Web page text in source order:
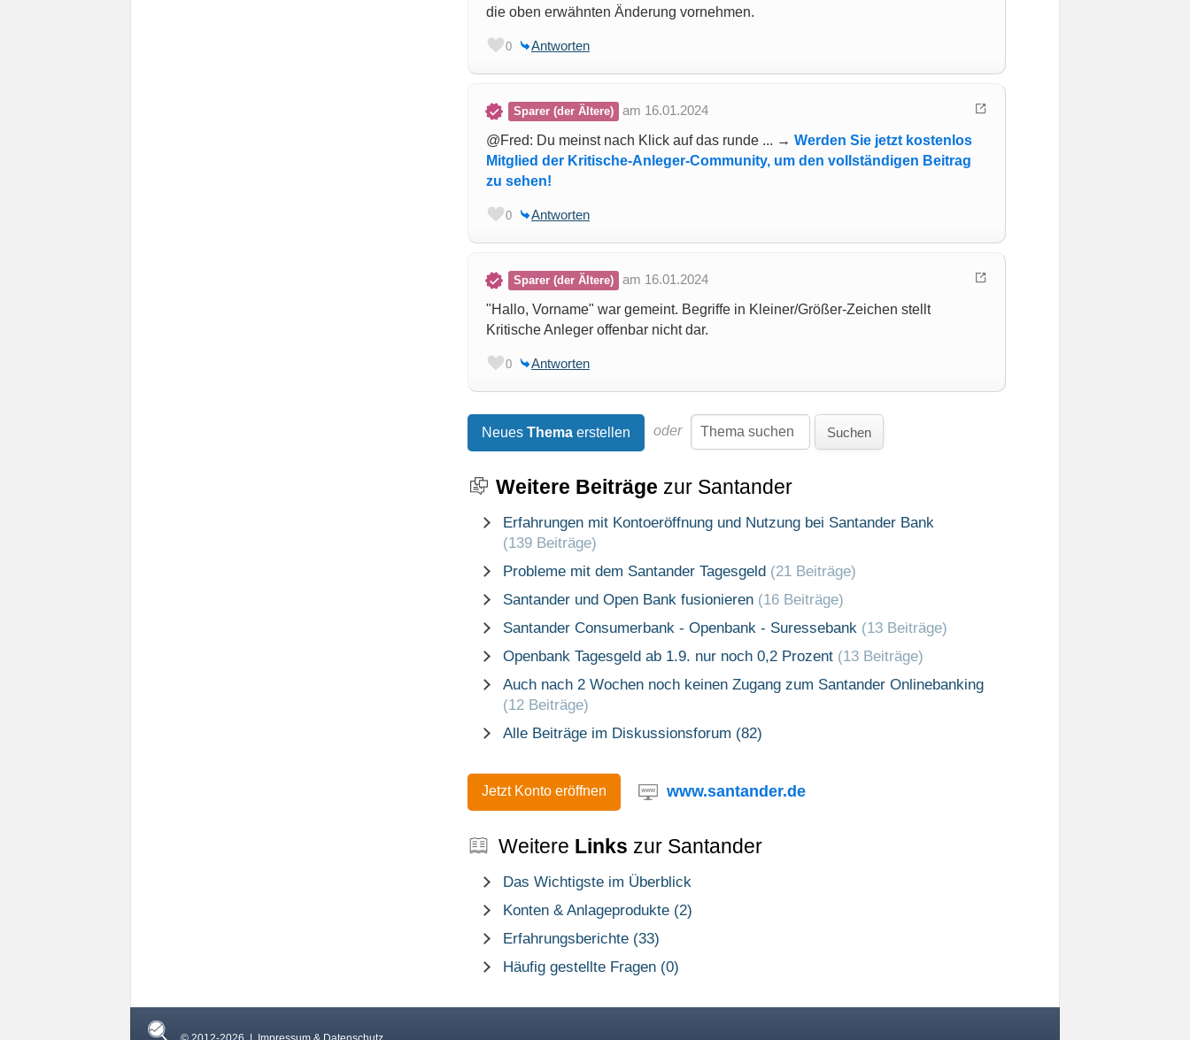
die oben erwähnten Änderung vornehmen.
0 Antworten
Sparer (der Ältere)
am 16.01.2024
@Fred: Du meinst nach Klick auf das runde ... → Werden Sie jetzt kostenlos
Mitglied der Kritische-Anleger-Community, um den vollständigen Beitrag
zu sehen!
0 Antworten
Sparer (der Ältere)
am 16.01.2024
"Hallo, Vorname" war gemeint. Begriffe in Kleiner/Größer-Zeichen stellt
Kritische Anleger offenbar nicht dar.
0 Antworten
Neues Thema erstellen oder Suchen
Weitere Beiträge zur Santander
Erfahrungen mit Kontoeröffnung und Nutzung bei Santander Bank
(139 Beiträge)
Probleme mit dem Santander Tagesgeld (21 Beiträge)
Santander und Open Bank fusionieren (16 Beiträge)
Santander Consumerbank - Openbank - Suressebank (13 Beiträge)
Openbank Tagesgeld ab 1.9. nur noch 0,2 Prozent (13 Beiträge)
Auch nach 2 Wochen noch keinen Zugang zum Santander Onlinebanking
(12 Beiträge)
Alle Beiträge im Diskussionsforum (82)
Jetzt Konto eröffnen www.santander.de
Weitere Links zur Santander
Das Wichtigste im Überblick
Konten & Anlageprodukte (2)
Erfahrungsberichte (33)
Häufig gestellte Fragen (0)